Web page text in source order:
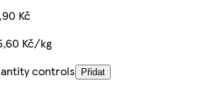
Kč
Kč/kg
controls
Přidat